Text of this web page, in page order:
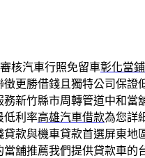
核汽車行照免留車彰化當
徵更勝借錢且獨特公司保證
務新竹縣市周轉管道中和當
低利率高雄汽車借款為您詳
款與機車貸款首選屏東地
當舖推薦我們提供貸款車的